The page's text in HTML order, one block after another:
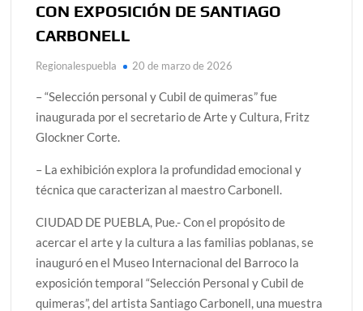
CON EXPOSICIÓN DE SANTIAGO
CARBONELL
Regionalespuebla 20 de marzo de 2026
– “Selección personal y Cubil de quimeras” fue
inaugurada por el secretario de Arte y Cultura, Fritz
Glockner Corte.
– La exhibición explora la profundidad emocional y
técnica que caracterizan al maestro Carbonell.
CIUDAD DE PUEBLA, Pue.- Con el propósito de
acercar el arte y la cultura a las familias poblanas, se
inauguró en el Museo Internacional del Barroco la
exposición temporal “Selección Personal y Cubil de
quimeras”, del artista Santiago Carbonell, una muestra